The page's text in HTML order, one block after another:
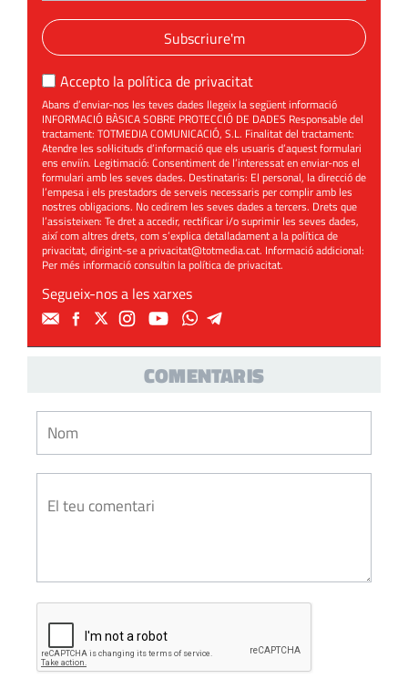
Subscriure'm
Accepto la política de privacitat
Abans d’enviar-nos les teves dades llegeix la següent informació
INFORMACIÓ BÀSICA SOBRE PROTECCIÓ DE DADES Responsable del
tractament: TOTMEDIA COMUNICACIÓ, S.L. Finalitat del tractament:
Atendre les sol·licituds d’informació que els usuaris d’aquest formulari
ens enviïn. Legitimació: Consentiment de l’interessat en enviar-nos el
formulari amb les seves dades. Destinataris: El personal, la direcció de
l’empesa i els prestadors de serveis necessaris per complir amb les
nostres obligacions. No cedirem les seves dades a tercers. Drets que
l’assisteixen: Te dret a accedir, rectificar i/o suprimir les seves dades,
així com altres drets, com s’explica detalladament a la política de
privacitat, dirigint-se aprivacitat@totmedia.cat. Informació addicional:
Per més informació consultin lapolítica de privacitat.
Segueix-nos a les xarxes
COMENTARIS